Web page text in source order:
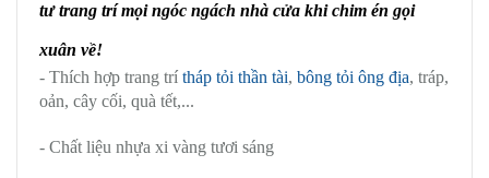
tư trang trí mọi ngóc ngách nhà cửa khi chim én gọi
xuân về!
- Thích hợp trang trí tháp tỏi thần tài, bông tỏi ông địa, tráp,
oản, cây cối, quà tết,...
- Chất liệu nhựa xi vàng tươi sáng